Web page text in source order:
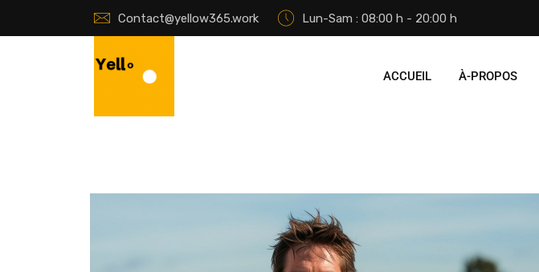
Contact@yellow365.work Lun-Sam : 08:00 h - 20:00 h
ACCUEIL À-PROPOS